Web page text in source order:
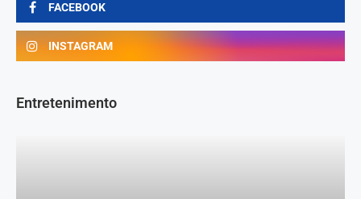
FACEBOOK
INSTAGRAM
Entretenimento